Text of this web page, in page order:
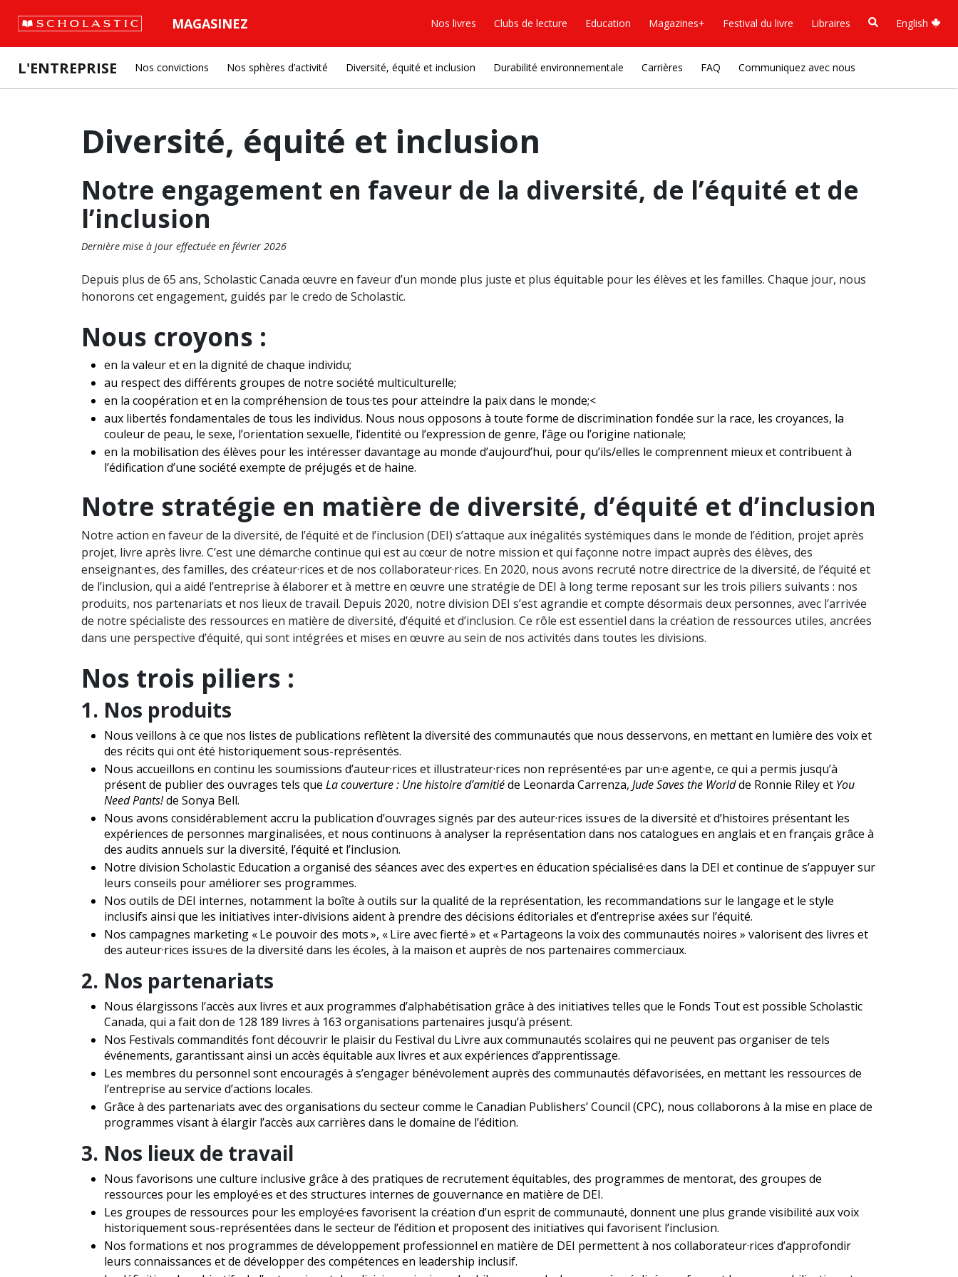
MAGASINEZ Nos livres Clubs de lecture Education Magazines+ Festival du livre Libraires English
L'ENTREPRISE Nos convictions Nos sphères d’activité Diversité, équité et inclusion Durabilité environnementale Carrières FAQ Communiquez avec nous
Diversité, équité et inclusion
Notre engagement en faveur de la diversité, de l’équité et de
l’inclusion
Dernière mise à jour effectuée en février 2026
Depuis plus de 65 ans, Scholastic Canada œuvre en faveur d’un monde plus juste et plus équitable pour les élèves et les familles. Chaque jour, nous
honorons cet engagement, guidés par le credo de Scholastic.
Nous croyons :
en la valeur et en la dignité de chaque individu;
au respect des différents groupes de notre société multiculturelle;
en la coopération et en la compréhension de tous·tes pour atteindre la paix dans le monde;<
aux libertés fondamentales de tous les individus. Nous nous opposons à toute forme de discrimination fondée sur la race, les croyances, la
couleur de peau, le sexe, l’orientation sexuelle, l’identité ou l’expression de genre, l’âge ou l’origine nationale;
en la mobilisation des élèves pour les intéresser davantage au monde d’aujourd’hui, pour qu’ils/elles le comprennent mieux et contribuent à
l’édification d’une société exempte de préjugés et de haine.
Notre stratégie en matière de diversité, d’équité et d’inclusion
Notre action en faveur de la diversité, de l’équité et de l’inclusion (DEI) s’attaque aux inégalités systémiques dans le monde de l’édition, projet après
projet, livre après livre. C’est une démarche continue qui est au cœur de notre mission et qui façonne notre impact auprès des élèves, des
enseignant·es, des familles, des créateur·rices et de nos collaborateur·rices. En 2020, nous avons recruté notre directrice de la diversité, de l’équité et
de l’inclusion, qui a aidé l’entreprise à élaborer et à mettre en œuvre une stratégie de DEI à long terme reposant sur les trois piliers suivants : nos
produits, nos partenariats et nos lieux de travail. Depuis 2020, notre division DEI s’est agrandie et compte désormais deux personnes, avec l’arrivée
de notre spécialiste des ressources en matière de diversité, d’équité et d’inclusion. Ce rôle est essentiel dans la création de ressources utiles, ancrées
dans une perspective d’équité, qui sont intégrées et mises en œuvre au sein de nos activités dans toutes les divisions.
Nos trois piliers :
1. Nos produits
Nous veillons à ce que nos listes de publications reflètent la diversité des communautés que nous desservons, en mettant en lumière des voix et
des récits qui ont été historiquement sous-représentés.
Nous accueillons en continu les soumissions d’auteur·rices et illustrateur·rices non représenté·es par un·e agent·e, ce qui a permis jusqu’à
présent de publier des ouvrages tels que La couverture : Une histoire d’amitiéde Leonarda Carrenza, Jude Saves the Worldde Ronnie Riley et You
Need Pants!de Sonya Bell.
Nous avons considérablement accru la publication d’ouvrages signés par des auteur·rices issu·es de la diversité et d’histoires présentant les
expériences de personnes marginalisées, et nous continuons à analyser la représentation dans nos catalogues en anglais et en français grâce à
des audits annuels sur la diversité, l’équité et l’inclusion.
Notre division Scholastic Education a organisé des séances avec des expert·es en éducation spécialisé·es dans la DEI et continue de s’appuyer sur
leurs conseils pour améliorer ses programmes.
Nos outils de DEI internes, notamment la boîte à outils sur la qualité de la représentation, les recommandations sur le langage et le style
inclusifs ainsi que les initiatives inter-divisions aident à prendre des décisions éditoriales et d’entreprise axées sur l’équité.
Nos campagnes marketing « Le pouvoir des mots », « Lire avec fierté » et « Partageons la voix des communautés noires » valorisent des livres et
des auteur·rices issu·es de la diversité dans les écoles, à la maison et auprès de nos partenaires commerciaux.
2. Nos partenariats
Nous élargissons l’accès aux livres et aux programmes d’alphabétisation grâce à des initiatives telles que le Fonds Tout est possible Scholastic
Canada, qui a fait don de 128 189 livres à 163 organisations partenaires jusqu’à présent.
Nos Festivals commandités font découvrir le plaisir du Festival du Livre aux communautés scolaires qui ne peuvent pas organiser de tels
événements, garantissant ainsi un accès équitable aux livres et aux expériences d’apprentissage.
Les membres du personnel sont encouragés à s’engager bénévolement auprès des communautés défavorisées, en mettant les ressources de
l’entreprise au service d’actions locales.
Grâce à des partenariats avec des organisations du secteur comme le Canadian Publishers’ Council (CPC), nous collaborons à la mise en place de
programmes visant à élargir l’accès aux carrières dans le domaine de l’édition.
3. Nos lieux de travail
Nous favorisons une culture inclusive grâce à des pratiques de recrutement équitables, des programmes de mentorat, des groupes de
ressources pour les employé·es et des structures internes de gouvernance en matière de DEI.
Les groupes de ressources pour les employé·es favorisent la création d’un esprit de communauté, donnent une plus grande visibilité aux voix
historiquement sous-représentées dans le secteur de l’édition et proposent des initiatives qui favorisent l’inclusion.
Nos formations et nos programmes de développement professionnel en matière de DEI permettent à nos collaborateur·rices d’approfondir
leurs connaissances et de développer des compétences en leadership inclusif.